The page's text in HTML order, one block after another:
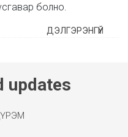
болно.
ДЭЛГЭРЭНГҮЙ
updates